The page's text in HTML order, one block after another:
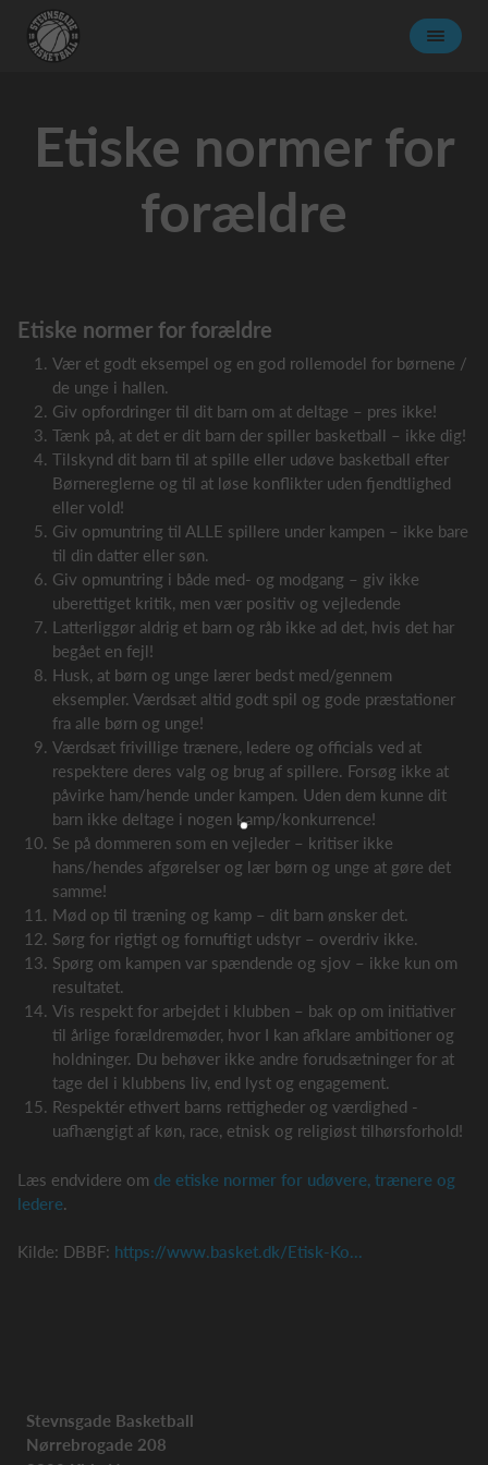
Etiske normer for
forældre
Etiske normer for forældre
Vær et godt eksempel og en god rollemodel for børnene /
de unge i hallen.
Giv opfordringer til dit barn om at deltage – pres ikke!
Tænk på, at det er dit barn der spiller basketball – ikke dig!
Tilskynd dit barn til at spille eller udøve basketball efter
Børnereglerne og til at løse konflikter uden fjendtlighed
eller vold!
Giv opmuntring til ALLE spillere under kampen – ikke bare
til din datter eller søn.
Giv opmuntring i både med- og modgang – giv ikke
uberettiget kritik, men vær positiv og vejledende
Latterliggør aldrig et barn og råb ikke ad det, hvis det har
begået en fejl!
Husk, at børn og unge lærer bedst med/gennem
eksempler. Værdsæt altid godt spil og gode præstationer
fra alle børn og unge!
Værdsæt frivillige trænere, ledere og officials ved at
respektere deres valg og brug af spillere. Forsøg ikke at
påvirke ham/hende under kampen. Uden dem kunne dit
barn ikke deltage i nogen kamp/konkurrence!
Se på dommeren som en vejleder – kritiser ikke
hans/hendes afgørelser og lær børn og unge at gøre det
samme!
Mød op til træning og kamp – dit barn ønsker det.
Sørg for rigtigt og fornuftigt udstyr – overdriv ikke.
Spørg om kampen var spændende og sjov – ikke kun om
resultatet.
Vis respekt for arbejdet i klubben – bak op om initiativer
til årlige forældremøder, hvor I kan afklare ambitioner og
holdninger. Du behøver ikke andre forudsætninger for at
tage del i klubbens liv, end lyst og engagement.
Respektér ethvert barns rettigheder og værdighed -
uafhængigt af køn, race, etnisk og religiøst tilhørsforhold!
Læs endvidere om de etiske normer for udøvere, trænere og
ledere
Kilde: DBBF: https://www.basket.dk/Etisk-Ko...
Stevnsgade Basketball
Nørrebrogade 208